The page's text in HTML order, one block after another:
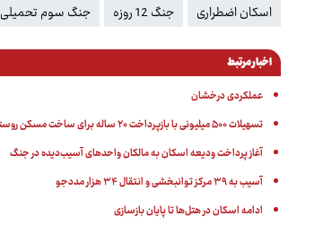
اسکان اضطراری جنگ 12 روزه جنگ سوم تحمیلی
اخبار مرتبط
عملکردی درخشان
تسهیلات ۵۰۰ میلیونی با بازپرداخت ۲۰ ساله برای ساخت مسکن روستایی
آغاز پرداخت ودیعه اسکان به مالکان واحدهای آسیب‌دیده در جنگ
آسیب به ۳۹ مرکز توانبخشی و انتقال ۳۴ هزار مددجو
ادامه اسکان در هتل‌ها تا پایان بازسازی